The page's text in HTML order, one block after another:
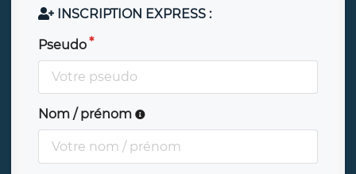
INSCRIPTION EXPRESS :
Pseudo
Nom / prénom